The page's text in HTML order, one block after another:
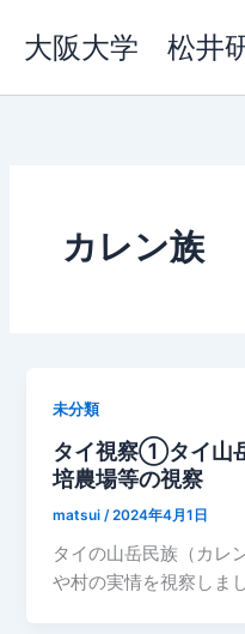
ス
大阪大学 松井
カレン族
未分類
タイ視察①タイ山
培農場等の視察
matsui /2024年4月1日
タイの山岳民族（カレ
や村の実情を視察しま